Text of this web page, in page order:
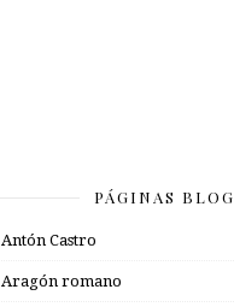
PÁGINAS BLOG
Antón Castro
Aragón romano